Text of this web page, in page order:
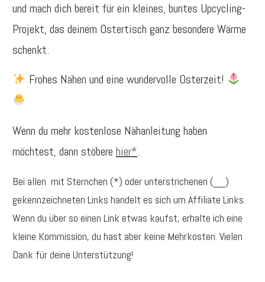
und mach dich bereit für ein kleines, buntes Upcycling-
Projekt, das deinem Ostertisch ganz besondere Wärme
schenkt.
Frohes Nähen und eine wundervolle Osterzeit!
Wenn du mehr kostenlose Nähanleitung haben
möchtest, dann stöbere hier*.
Bei allen mit Sternchen (*) oder unterstrichenen (__)
gekennzeichneten Links handelt es sich um Affiliate Links.
Wenn du über so einen Link etwas kaufst, erhalte ich eine
kleine Kommission, du hast aber keine Mehrkosten. Vielen
Dank für deine Unterstützung!